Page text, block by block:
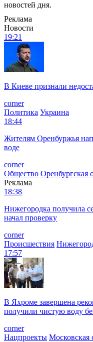
новостей дня.
Реклама
Новости
19:21
В Киеве признали
corner
Политика Украина
18:44
Жителям Оренбуржья
воде
corner
Общество Оренбургская
Реклама
18:38
Нижегородка получила
начал проверку
corner
Происшествия
17:57
В Яхроме завершена
получили чистую воду
corner
Нацпроекты Московская